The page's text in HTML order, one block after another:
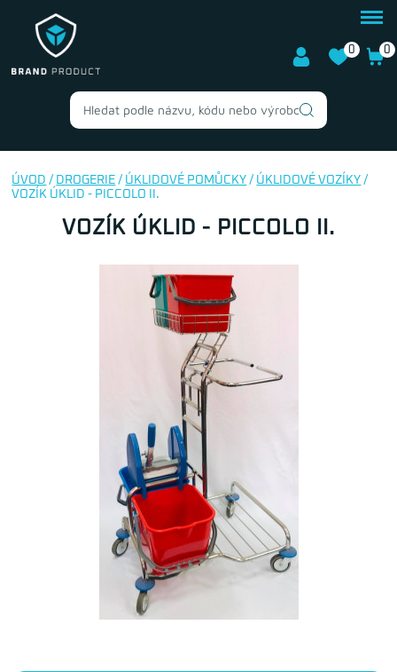
0 0
ÚVOD / DROGERIE / ÚKLIDOVÉ POMŮCKY / ÚKLIDOVÉ VOZÍKY /
VOZÍK ÚKLID - PICCOLO II.
VOZÍK ÚKLID - PICCOLO II.